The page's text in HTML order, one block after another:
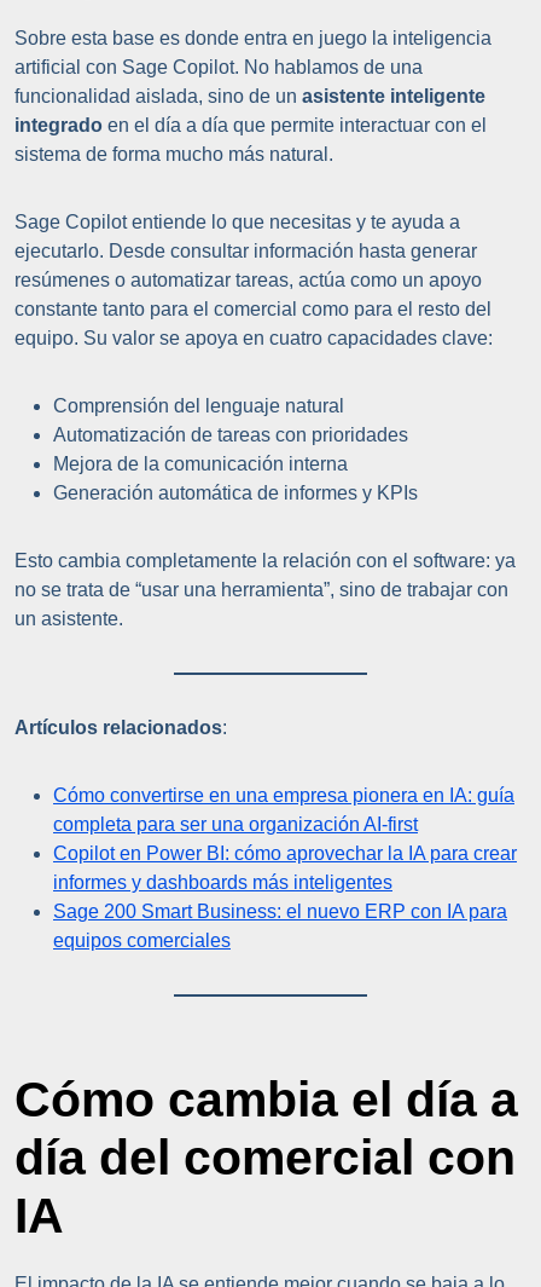
Sobre esta base es donde entra en juego la inteligencia
artificial con Sage Copilot. No hablamos de una
funcionalidad aislada, sino de un asistente inteligente
integrado en el día a día que permite interactuar con el
sistema de forma mucho más natural.
Sage Copilot entiende lo que necesitas y te ayuda a
ejecutarlo. Desde consultar información hasta generar
resúmenes o automatizar tareas, actúa como un apoyo
constante tanto para el comercial como para el resto del
equipo. Su valor se apoya en cuatro capacidades clave:
Comprensión del lenguaje natural
Automatización de tareas con prioridades
Mejora de la comunicación interna
Generación automática de informes y KPIs
Esto cambia completamente la relación con el software: ya
no se trata de “usar una herramienta”, sino de trabajar con
un asistente.
Artículos relacionados:
Cómo convertirse en una empresa pionera en IA: guía
completa para ser una organización AI-first
Copilot en Power BI: cómo aprovechar la IA para crear
informes y dashboards más inteligentes
Sage 200 Smart Business: el nuevo ERP con IA para
equipos comerciales
Cómo cambia el día a
día del comercial con
IA